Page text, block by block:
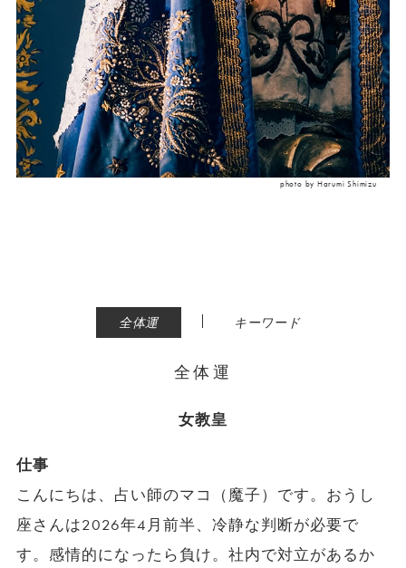
photo by Harumi Shimizu
全体運 | キーワード
全体運
女教皇
仕事
こんにちは、占い師のマコ（魔子）です。おうし
座さんは2026年4月前半、冷静な判断が必要で
す。感情的になったら負け。社内で対立があるか